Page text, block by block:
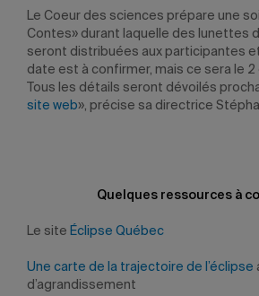
Le Coeur des sciences prépare une
Contes» durant laquelle des lunettes
seront distribuées aux participantes
date est à confirmer, mais ce sera le 2
Tous les détails seront dévoilés
site web», précise sa directrice
Quelques ressources à
Le site Éclipse Québec
Une carte de la trajectoire de l’éclipse
d’agrandissement